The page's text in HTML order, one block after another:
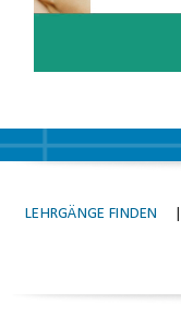
LEHRGÄNGE FINDEN